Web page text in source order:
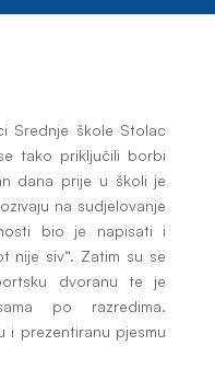
Srednje škole Stolac
tako priključili borbi
dana prije u školi je
na sudjelovanje
bio je napisati i
nije siv“. Zatim su se
dvoranu te je
po razredima.
i prezentiranu pjesmu